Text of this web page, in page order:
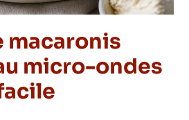
macaronis
micro-ondes